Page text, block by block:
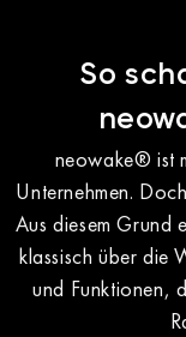
So
neowake® ist
Unternehmen.
Aus diesem Grund
klassisch über die
und Funktionen,